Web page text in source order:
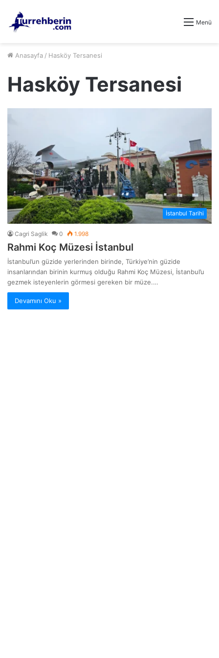
Menü
Anasayfa / Hasköy Tersanesi
Hasköy Tersanesi
İstanbul Tarihi
Cagri Saglik 0 1.998
Rahmi Koç Müzesi İstanbul
İstanbul’un güzide yerlerinden birinde, Türkiye’nin güzide
insanlarından birinin kurmuş olduğu Rahmi Koç Müzesi, İstanbul’u
gezmek isteyenlerin görmesi gereken bir müze.…
Devamını Oku »